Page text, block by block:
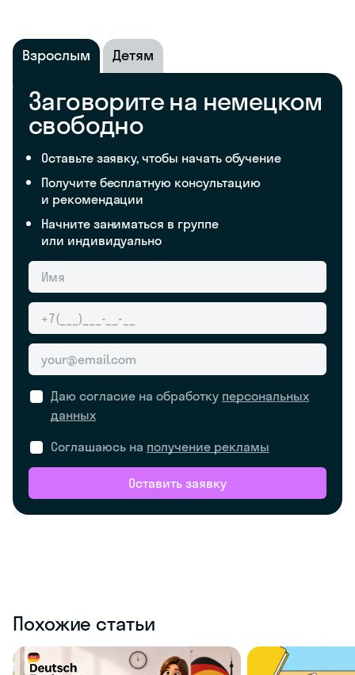
Взрослым Детям
Заговорите на немецком
свободно
Оставьте заявку, чтобы начать обучение
Получите бесплатную консультацию
и рекомендации
Начните заниматься в группе
или индивидуально
Даю согласие на обработку персональных
данных
Соглашаюсь на получение рекламы
Оставить заявку
Похожие статьи